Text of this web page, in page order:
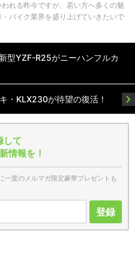
れる昨今ですが、若い方へ多くの魅
バイク業界を盛り上げていきたいで
型YZF-R25がニーハンフルカ
・KLX230が待望の復活！
して
情報を！
一度のメルマガ限定豪華プレゼントも
登録